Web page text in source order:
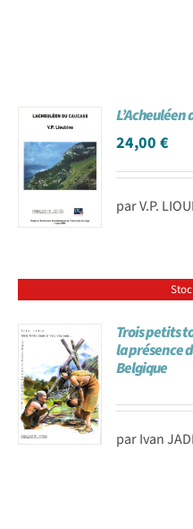
L’Acheuléen
24,00€
par V.P.
Trois petits
la présence
Belgique
par Ivan